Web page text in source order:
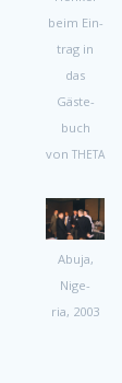
beim Ein­
trag in
das
Gäste­
buch
von THETA
Abu­ja,
Nige­
ria, 2003